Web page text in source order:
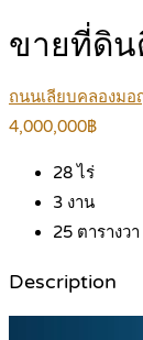
ขายที่ดิน
ถนนเลียบคลองมอ
4,000,000฿
28ไร่
3 งาน
25 ตารางวา
Description